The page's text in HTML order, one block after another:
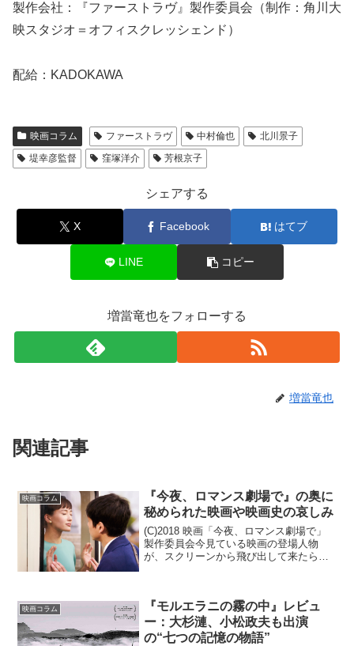
製作会社：『ファーストラヴ』製作委員会（制作：角川大
映スタジオ＝オフィスクレッシェンド）
配給：KADOKAWA
映画コラム ファーストラヴ 中村倫也
北川景子
堤幸彦監督
窪塚洋介 芳根京子
シェアする
X Facebook はてブ
LINE コピー
増當竜也をフォローする
増當竜也
関連記事
映画コラム
『今夜、ロマンス劇場で』の奥に
秘められた映画や映画史の哀しみ
(C)2018 映画「今夜、ロマンス劇場で」
製作委員会今見ている映画の登場人物
が、スクリーンから飛び出して来たら？
作られた映画は多...
映画コラム
『モルエラニの霧の中』レビュ
ー：大杉漣、小松政夫も出演
の“七つの記憶の物語”